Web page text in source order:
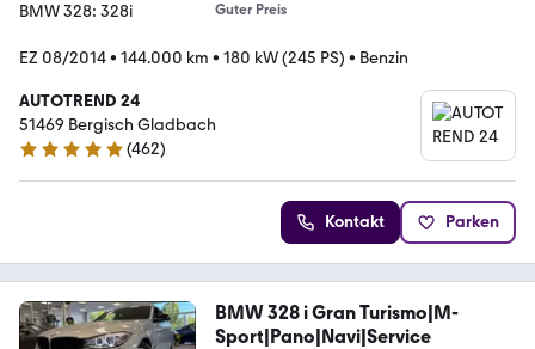
Guter Preis
EZ 08/2014• 144.000 km • 180 kW (245 PS) • Benzin
AUTOTREND 24
51469 Bergisch Gladbach
4.8 Sterne
(462)
Kontakt Parken
BMW 328 i Gran Turismo|M-
Sport|Pano|Navi|Service